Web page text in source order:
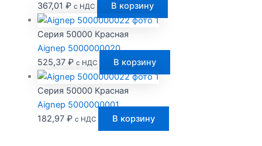
367,01 ₽ с НДС В корзину
Серия 50000 Красная
Aignep 5000000020
525,37 ₽ с НДС В корзину
Серия 50000 Красная
Aignep 5000000001
182,97 ₽ с НДС В корзину